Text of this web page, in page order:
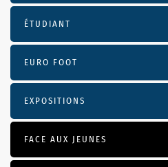
ÉTUDIANT
EURO FOOT
EXPOSITIONS
FACE AUX JEUNES